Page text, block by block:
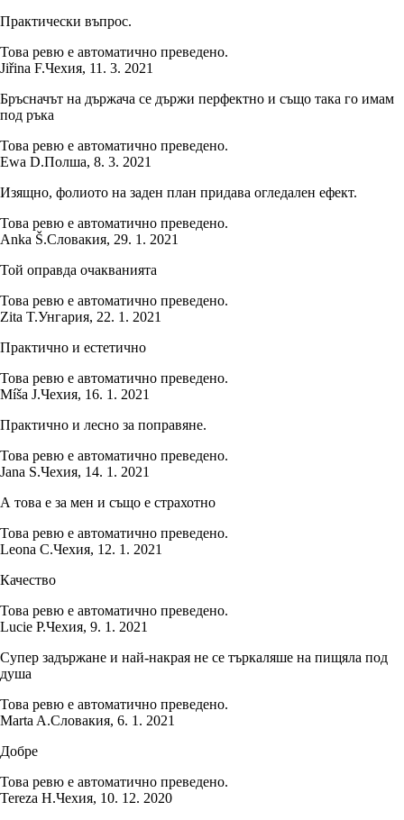
Практически въпрос.
Това ревю е автоматично преведено.
Jiřina F.Чехия, 11. 3. 2021
Бръсначът на държача се държи перфектно и също така го имам
под ръка
Това ревю е автоматично преведено.
Ewa D.Полша, 8. 3. 2021
Изящно, фолиото на заден план придава огледален ефект.
Това ревю е автоматично преведено.
Anka Š.Словакия, 29. 1. 2021
Той оправда очакванията
Това ревю е автоматично преведено.
Zita T.Унгария, 22. 1. 2021
Практично и естетично
Това ревю е автоматично преведено.
Míša J.Чехия, 16. 1. 2021
Практично и лесно за поправяне.
Това ревю е автоматично преведено.
Jana S.Чехия, 14. 1. 2021
А това е за мен и също е страхотно
Това ревю е автоматично преведено.
Leona C.Чехия, 12. 1. 2021
Качество
Това ревю е автоматично преведено.
Lucie P.Чехия, 9. 1. 2021
Супер задържане и най-накрая не се търкаляше на пищяла под
душа
Това ревю е автоматично преведено.
Marta A.Словакия, 6. 1. 2021
Добре
Това ревю е автоматично преведено.
Tereza H.Чехия, 10. 12. 2020